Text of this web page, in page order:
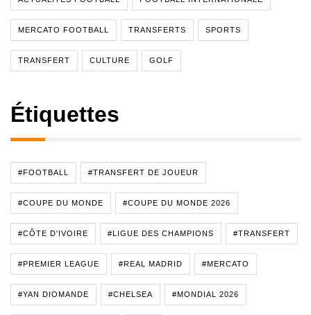
MERCATO FOOTBALL TRANSFERTS SPORTS
TRANSFERT CULTURE GOLF
Étiquettes
#FOOTBALL #TRANSFERT DE JOUEUR
#COUPE DU MONDE #COUPE DU MONDE 2026
#CÔTE D'IVOIRE #LIGUE DES CHAMPIONS #TRANSFERT
#PREMIER LEAGUE #REAL MADRID #MERCATO
#YAN DIOMANDE #CHELSEA #MONDIAL 2026